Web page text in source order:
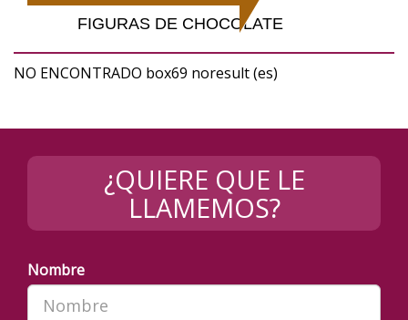
FIGURAS DE CHOCOLATE
NO ENCONTRADO box69 noresult (es)
¿QUIERE QUE LE
LLAMEMOS?
Nombre